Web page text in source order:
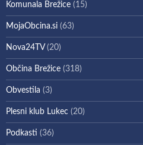
Komunala Brežice (15)
MojaObcina.si (63)
Nova24TV(20)
Občina Brežice (318)
Obvestila (3)
Plesni klub Lukec (20)
Podkasti (36)